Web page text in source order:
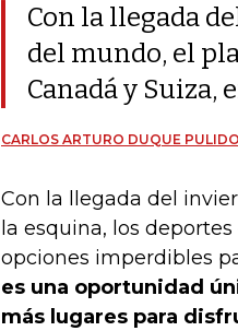
Con la llegada
del mundo, el
Canadá y Suiza,
CARLOS ARTURO DUQUE PULIDO
Con la llegada del
la esquina, los
opciones imperdibles
es una oportunidad
más lugares para